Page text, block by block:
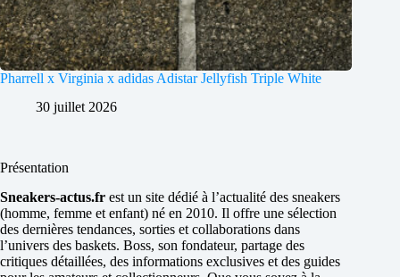
Pharrell x Virginia x adidas Adistar Jellyfish Triple White
30 juillet 2026
Présentation
Sneakers-actus.fr est un site dédié à l’actualité des sneakers
(homme, femme et enfant) né en 2010. Il offre une sélection
des dernières tendances, sorties et collaborations dans
l’univers des baskets. Boss, son fondateur, partage des
critiques détaillées, des informations exclusives et des guides